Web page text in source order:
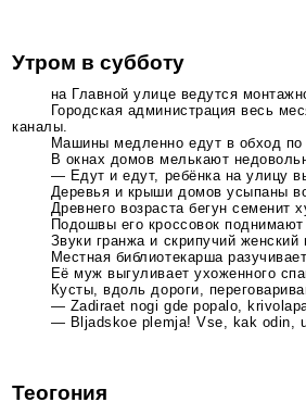
Утром в субботу
на Главной улице ведутся
Городская администрация весь
каналы.
Машины медленно едут в обход по
В окнах домов мелькают
— Едут и едут, ребёнка на улицу
Деревья и крыши домов усыпаны
Древнего возраста бегун семенит
Подошвы его кроссовок поднимают
Звуки гранжа и скрипучий женский
Местная библиотекарша
Её муж выгуливает ухоженного
Кусты, вдоль дороги,
— Zadiraet nogi gde popalo,
— Bljadskoe plemja! Vse, kak odin,
Теогония